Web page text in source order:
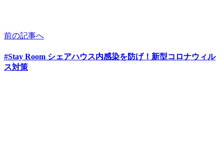
前の記事へ
#Stay Room シェアハウス内感染を防げ！新型コロナウィル
ス対策